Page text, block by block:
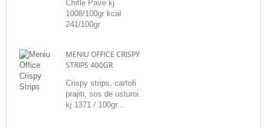
Chifle Pave kj
1008/100gr kcal
241/100gr
MENIU OFFICE CRISPY
STRIPS 400GR
Crispy strips, cartofi
prajiti, sos de usturoi.
kj 1371 / 100gr...